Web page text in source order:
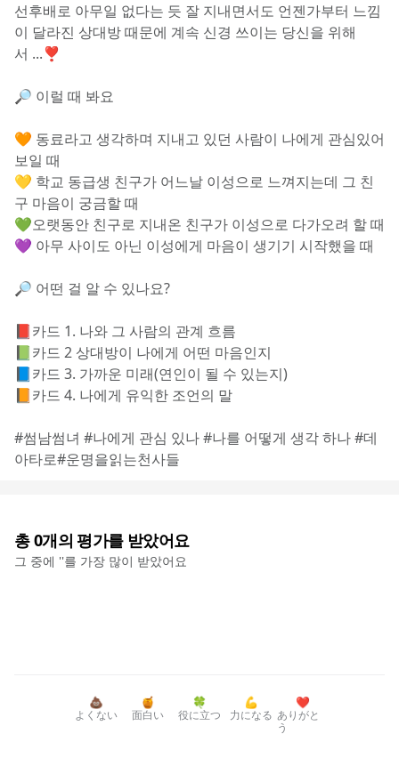
선후배로 아무일 없다는 듯 잘 지내면서도 언젠가부터 느낌
이 달라진 상대방 때문에 계속 신경 쓰이는 당신을 위해
서 ...❣️
🔎 이럴 때 봐요
🧡 동료라고 생각하며 지내고 있던 사람이 나에게 관심있어
보일 때
💛 학교 동급생 친구가 어느날 이성으로 느껴지는데 그 친
구 마음이 궁금할 때
💚오랫동안 친구로 지내온 친구가 이성으로 다가오려 할 때
💜 아무 사이도 아닌 이성에게 마음이 생기기 시작했을 때
🔎 어떤 걸 알 수 있나요?
📕카드 1. 나와 그 사람의 관계 흐름
📗카드 2 상대방이 나에게 어떤 마음인지
📘카드 3. 가까운 미래(연인이 될 수 있는지)
📙카드 4. 나에게 유익한 조언의 말
#썸남썸녀 #나에게 관심 있나 #나를 어떻게 생각 하나 #데
아타로#운명을읽는천사들
총0개의 평가를 받았어요
그 중에 ''를 가장 많이 받았어요
💩
よくない
🍯
面白い
🍀
役に立つ
💪
力になる
❤️
ありがと
う